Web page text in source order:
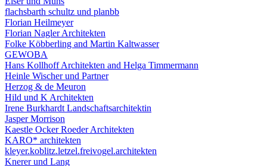
flachsbarth schultz und planbb
Florian Heilmeyer
Florian Nagler Architekten
Folke Köbberling and Martin Kaltwasser
GEWOBA
Hans Kollhoff Architekten and Helga Timmermann
Heinle Wischer und Partner
Herzog & de Meuron
Hild und K Architekten
Irene Burkhardt Landschaftsarchitektin
Jasper Morrison
Kaestle Ocker Roeder Architekten
KARO* architekten
kleyer.koblitz.letzel.freivogel.architekten
Knerer und Lang